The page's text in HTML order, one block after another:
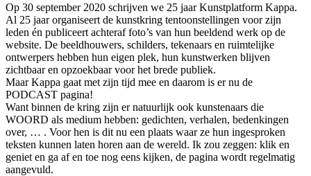
Op 30 september 2020 schrijven we 25 jaar Kunstplatform Kappa.
Al 25 jaar organiseert de kunstkring tentoonstellingen voor zijn
leden én publiceert achteraf foto’s van hun beeldend werk op de
website. De beeldhouwers, schilders, tekenaars en ruimtelijke
ontwerpers hebben hun eigen plek, hun kunstwerken blijven
zichtbaar en opzoekbaar voor het brede publiek.
Maar Kappa gaat met zijn tijd mee en daarom is er nu de
PODCAST pagina!
Want binnen de kring zijn er natuurlijk ook kunstenaars die
WOORD als medium hebben: gedichten, verhalen, bedenkingen
over, … . Voor hen is dit nu een plaats waar ze hun ingesproken
teksten kunnen laten horen aan de wereld. Ik zou zeggen: klik en
geniet en ga af en toe nog eens kijken, de pagina wordt regelmatig
aangevuld.